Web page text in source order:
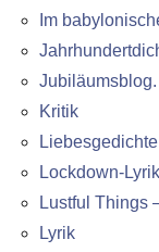
Im
Kritik
Liebesgedichte
Lockdown-Lyrik
Lustful Things
Lyrik